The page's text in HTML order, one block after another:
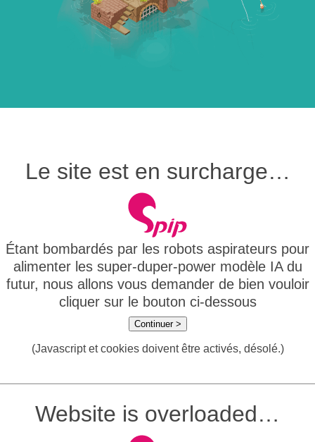
Le site est en surcharge…
Étant bombardés par les robots aspirateurs pour
alimenter les super-duper-power modèle IA du
futur, nous allons vous demander de bien vouloir
cliquer sur le bouton ci-dessous
Continuer >
(Javascript et cookies doivent être activés, désolé.)
Website is overloaded…